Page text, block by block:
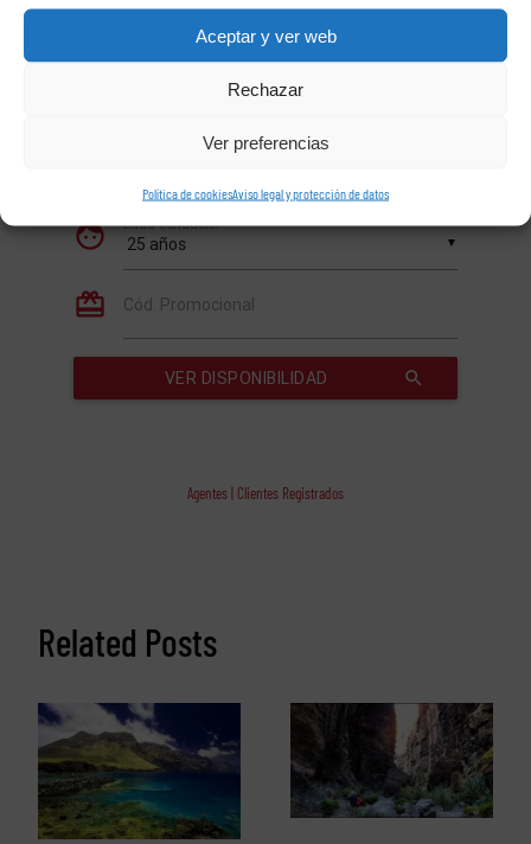
Aceptar y ver web
Rechazar
Ver preferencias
Política de cookiesAviso legal y protección de datos
Agentes | Clientes Registrados
Related Posts